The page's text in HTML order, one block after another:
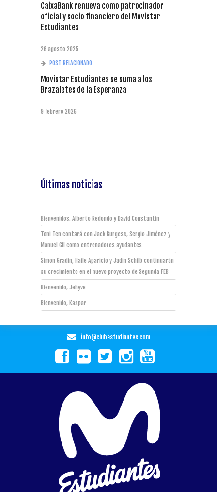
CaixaBank renueva como patrocinador
oficial y socio financiero del Movistar
Estudiantes
26 agosto 2025
POST RELACIONADO
Movistar Estudiantes se suma a los
Brazaletes de la Esperanza
9 febrero 2026
Últimas noticias
Bienvenidos, Alberto Redondo y David Constantin
Toni Ten contará con Jack Burgess, Sergio Jiménez y
Manuel Gil como entrenadores ayudantes
Simon Gradin, Haile Aparicio y Jadin Schilb continuarán
su crecimiento en el nuevo proyecto de Segunda FEB
Bienvenido, Jehyve
Bienvenido, Kaspar
info@clubestudiantes.com